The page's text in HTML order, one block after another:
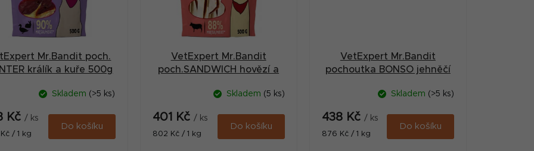
Mr.Bandit poch.
králík a kuře 500g
Skladem (>5 ks)
Kč/ ks
/ 1 kg
Do košíku
VetExpert Mr.Bandit
poch.SANDWICH hovězí a
Skladem (5 ks)
401 Kč / ks
Měrná
802 Kč / 1 kg
Do košíku
VetExpert Mr.Bandit
pochoutka BONSO jehněčí
Skladem (>5 ks)
438 Kč / ks
Měrná
876 Kč / 1 kg
Do košíku